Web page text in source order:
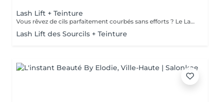
Lash Lift + Teinture
Vous rêvez de cils parfaitement courbés sans efforts ? Le Lash Lift cambre et allonge le cil en le colorant et en le recourbant, sans le sensibiliser et sans douleur. Cette technique dure jusqu'à 4 semaines et ne nécessite pratiquement aucun entretien, un must pour sublimer son regard.
Lash Lift des Sourcils + Teinture